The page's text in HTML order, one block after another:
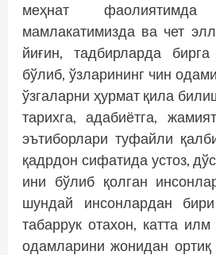
меҳнат
мамлакатимизда ва чет
йиғин, тадбирларда
бўлиб, ўзларининг чин
ўзгаларни ҳурмат қила
тарихга, адабиётга,
эътиборлари туфайли
қадрдон сифатида устоз,
ини бўлиб қолган
шундай инсонлардан
табаррук отахон, катта
одамларини жонидан